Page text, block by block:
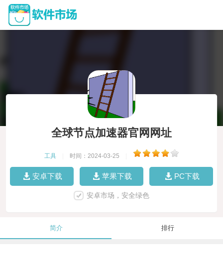
全球节点加速器官网网址
工具 时间：2024-03-25
安卓下载 苹果下载 PC下载
安卓市场，安全绿色
简介 排行